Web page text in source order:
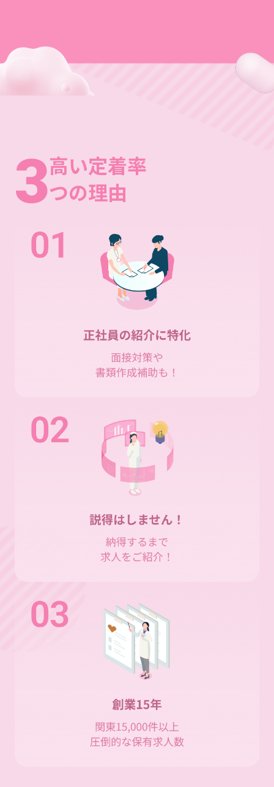
3高い定着率
つの理由